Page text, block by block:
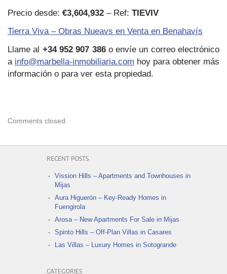
Precio desde: €3,604,932 – Ref: TIEVIV
Tierra Viva – Obras Nueavs en Venta en Benahavís
Llame al +34 952 907 386o envíe un correo electrónico
a info@marbella-inmobiliaria.com hoy para obtener más
información o para ver esta propiedad.
Comments closed.
RECENT POSTS
Vission Hills – Apartments and Townhouses in
Mijas
Aura Higuerón – Key-Ready Homes in
Fuengirola
Arosa – New Apartments For Sale in Mijas
Spinto Hills – Off-Plan Villas in Casares
Las Villas – Luxury Homes in Sotogrande
CATEGORIES